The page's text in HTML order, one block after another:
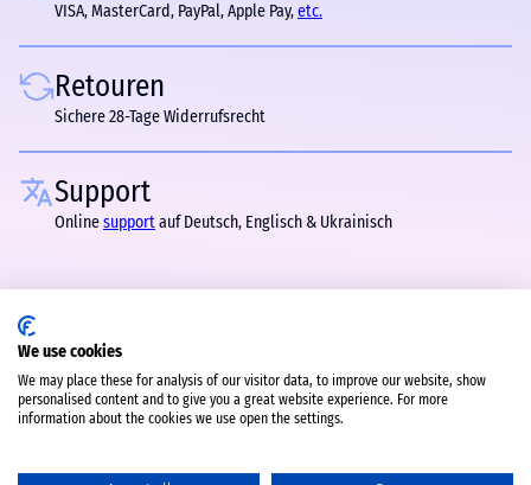
VISA, MasterCard, PayPal, Apple Pay,etc.
Retouren
Sichere 28-Tage Widerrufsrecht
Support
Onlinesupportauf Deutsch, Englisch & Ukrainisch
We use cookies
We may place these for analysis of our visitor data, to improve our website, show
personalised content and to give you a great website experience. For more
information about the cookies we use open the settings.